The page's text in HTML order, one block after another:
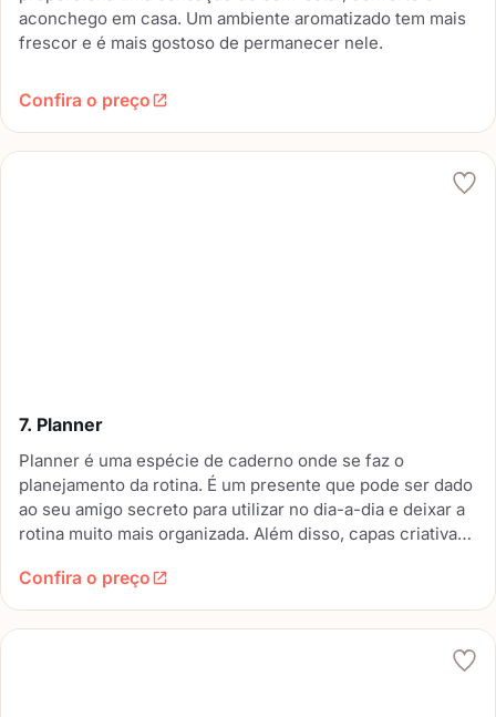
aconchego em casa. Um ambiente aromatizado tem mais
frescor e é mais gostoso de permanecer nele.
Confira o preço
7. Planner
Planner é uma espécie de caderno onde se faz o
planejamento da rotina. É um presente que pode ser dado
ao seu amigo secreto para utilizar no dia-a-dia e deixar a
rotina muito mais organizada. Além disso, capas criativas
mais atraentes.
Confira o preço